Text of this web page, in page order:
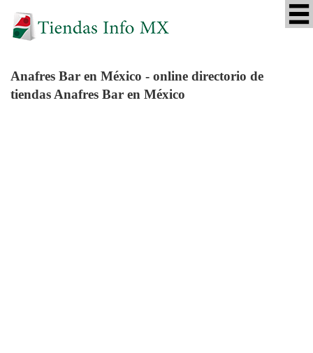
Anafres Bar en México - online directorio de
tiendas Anafres Bar en México